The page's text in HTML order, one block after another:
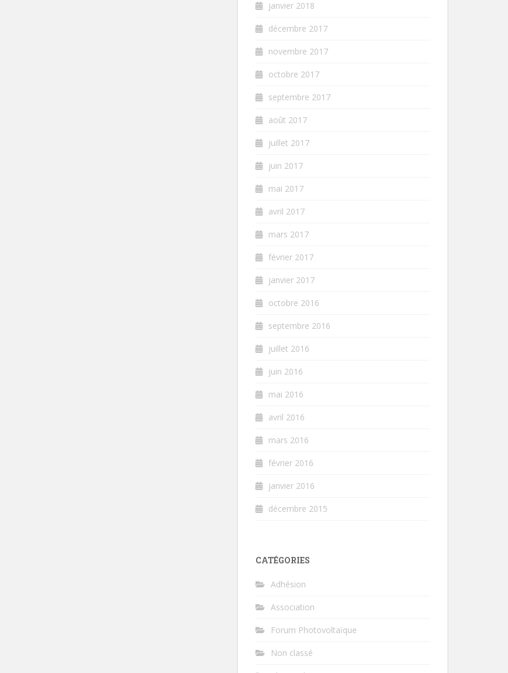
janvier 2018
décembre 2017
novembre 2017
octobre 2017
septembre 2017
août 2017
juillet 2017
juin 2017
mai 2017
avril 2017
mars 2017
février 2017
janvier 2017
octobre 2016
septembre 2016
juillet 2016
juin 2016
mai 2016
avril 2016
mars 2016
février 2016
janvier 2016
décembre 2015
CATÉGORIES
Adhésion
Association
Forum Photovoltaïque
Non classé